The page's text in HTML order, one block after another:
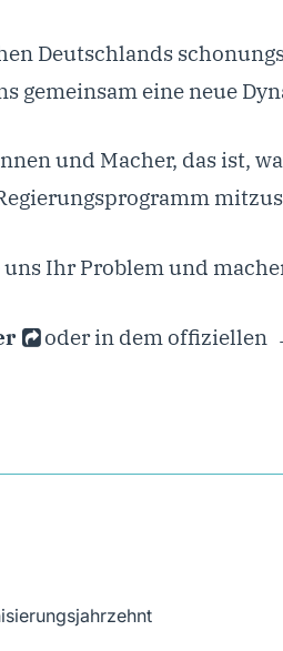
Deutschlands
gemeinsam eine neue
und Macher, das ist,
Ihr Problem und
oder in dem offiziellen